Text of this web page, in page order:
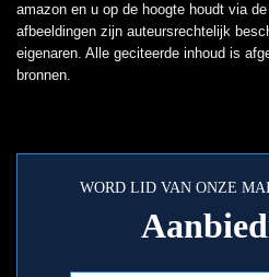
amazon en u op de hoogte houdt via
afbeeldingen zijn auteursrechtelijk
eigenaren. Alle geciteerde inhoud is
bronnen.
WORD LID VAN ONZE